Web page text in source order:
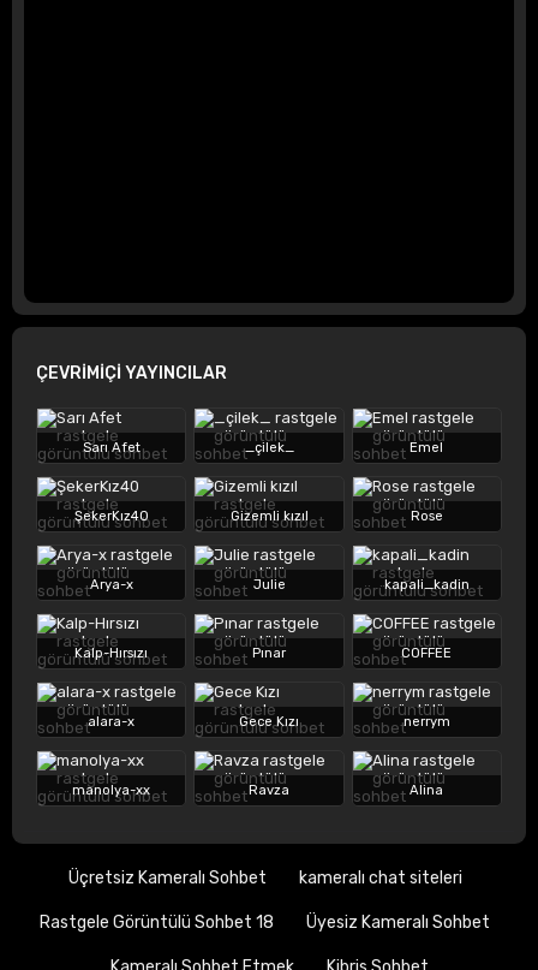
ÇEVRİMİÇİ YAYINCILAR
Sarı Afet _çilek_ Emel
ŞekerKız40 Gizemli kızıl Rose
Arya-x Julie kapali_kadin
Kalp-Hırsızı Pınar COFFEE
alara-x Gece Kızı nerrym
manolya-xx Ravza Alina
Üçretsiz Kameralı Sohbet kameralı chat siteleri
Rastgele Görüntülü Sohbet 18 Üyesiz Kameralı Sohbet